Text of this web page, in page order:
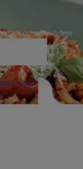
e com baixo teor
para uma refeição
Jantar Receitas